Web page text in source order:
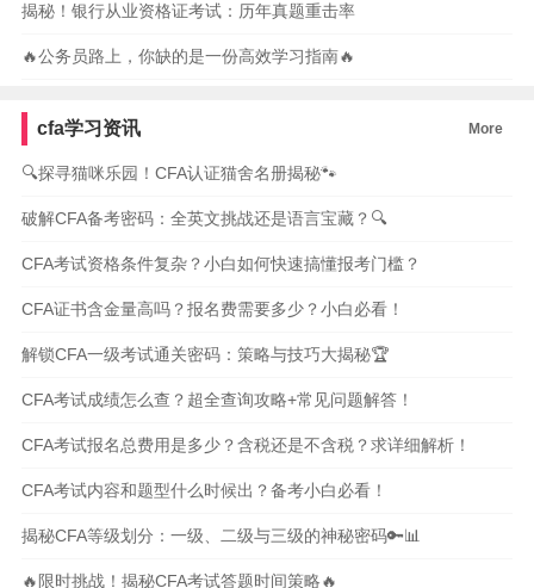
揭秘！银行从业资格证考试：历年真题重击率
🔥公务员路上，你缺的是一份高效学习指南🔥
cfa学习资讯 More
🔍探寻猫咪乐园！CFA认证猫舍名册揭秘🐾
破解CFA备考密码：全英文挑战还是语言宝藏？🔍
CFA考试资格条件复杂？小白如何快速搞懂报考门槛？
CFA证书含金量高吗？报名费需要多少？小白必看！
解锁CFA一级考试通关密码：策略与技巧大揭秘🏆
CFA考试成绩怎么查？超全查询攻略+常见问题解答！
CFA考试报名总费用是多少？含税还是不含税？求详细解析！
CFA考试内容和题型什么时候出？备考小白必看！
揭秘CFA等级划分：一级、二级与三级的神秘密码🔑📊
🔥限时挑战！揭秘CFA考试答题时间策略🔥